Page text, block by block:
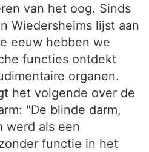
van het oog. Sinds
Wiedersheims lijst aan
eeuw hebben we
functies ontdekt
organen.
het volgende over de
"De blinde darm,
werd als een
functie in het